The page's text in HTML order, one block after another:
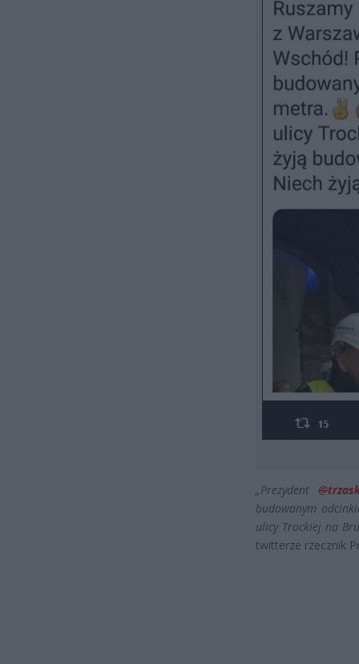
„Prezydent@
budowanym
ulicy Trockiej na
twitterze rzecznik